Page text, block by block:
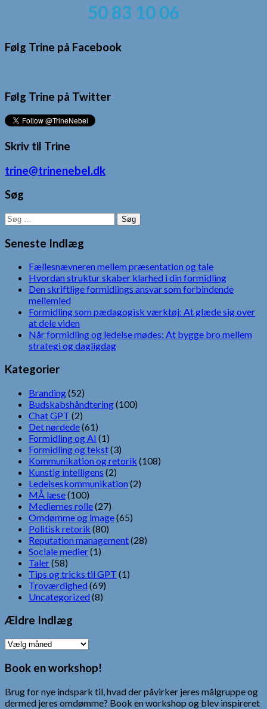
50 83 10 06
Følg Trine på Facebook
Følg Trine på Twitter
Skriv til Trine
trine@trinenebel.dk
Søg
Søg
efter:
Seneste Indlæg
Fællesnævneren mellem præsentation og tale
Hvordan struktur skaber klarhed i din formidling
Den skriftlige formidlings ansvar som forbindende
mellemled
Formidling som pædagogisk værktøj: At glæde sig over
at dele viden
Når formidling og ledelse mødes: At bygge bro mellem
strategi og dagligdag
Kategorier
Branding(52)
Budskabshåndtering(100)
Chat GPT (2)
Det nørdede(61)
Formidling og AI (1)
Formidling og tekst(3)
Kommunikation og retorik (108)
Kunstig intelligens (2)
Ledelseskommunikation (2)
MÅ læse(100)
Mediernes rolle(27)
Omdømme og image(65)
Politisk retorik (80)
Reputation management(28)
Sociale medier(1)
Taler(58)
Tips og tricks til GPT (1)
Troværdighed (69)
Uncategorized (8)
Ældre Indlæg
Ældre
Book en workshop!
Brug for nye indspark til, hvad der påvirker jeres målgruppe og
dermed jeres omdømme? Book en workshop og blev inspireret